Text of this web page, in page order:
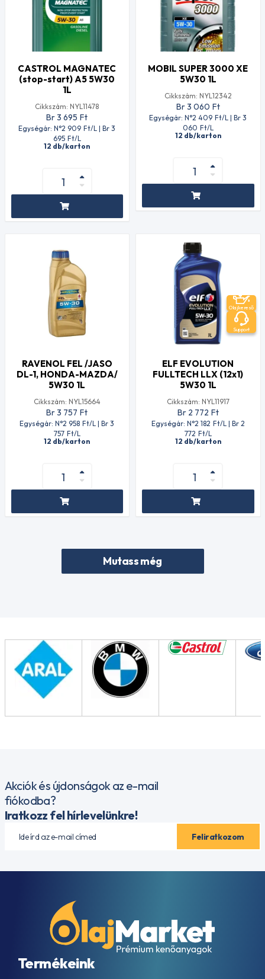
CASTROL MAGNATEC
(stop-start) A5 5W30
1L
Cikkszám: NYL11478
Br 3 695 Ft
Egységár: N°2 909 Ft/L | Br 3
695 Ft/L
12 db/karton
MOBIL SUPER 3000 XE
5W30 1L
Cikkszám: NYL12342
Br 3 060 Ft
Egységár: N°2 409 Ft/L | Br 3
060 Ft/L
12 db/karton
RAVENOL FEL /JASO
DL-1, HONDA-MAZDA/
5W30 1L
Cikkszám: NYL15664
Br 3 757 Ft
Egységár: N°2 958 Ft/L | Br 3
757 Ft/L
12 db/karton
ELF EVOLUTION
FULLTECH LLX (12x1)
5W30 1L
Cikkszám: NYL11917
Br 2 772 Ft
Egységár: N°2 182 Ft/L | Br 2
772 Ft/L
12 db/karton
Mutass még
Akciók és újdonságok az e-mail
fiókodba?
Iratkozz fel hírlevelünkre!
Termékeink
Olajkereső
Support